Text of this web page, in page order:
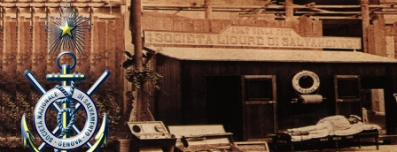
Salta al contenuto principale